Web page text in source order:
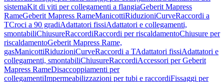
sistemaKit di viti per collegamenti a flangiaGeberit Mapress
RameGeberit Mapress RameManicottiRiduzioniCurveRaccordi a
TCroci a 90 gradiAdattatori fissiAdattatori e collegamenti,
smontabiliChiusureRaccordiRaccordi per riscaldamentoChiusure per
riscaldamentoGeberit Mapress Rame,
gasManicottiRiduzioniCurveRaccordi a TAdattatori fissiAdattatori e
collegamenti, smontabiliChiusureRaccordiAccessori per Geberit
Mapress RameDisaccoppiamenti per
collegamentiImpermeabilizzazioni per tubi e raccordiFissaggi per